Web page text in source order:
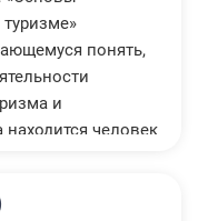
понять,
и
находится человек
обучающихся